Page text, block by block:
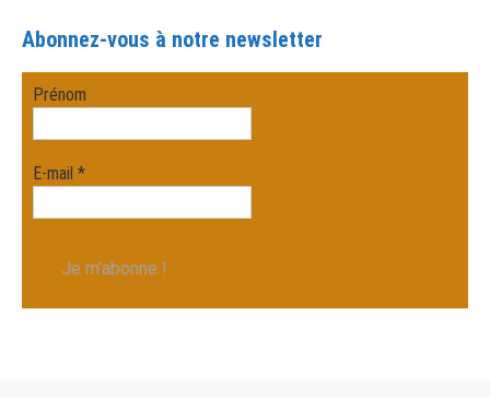
Abonnez-vous à notre newsletter
Prénom
E-mail*